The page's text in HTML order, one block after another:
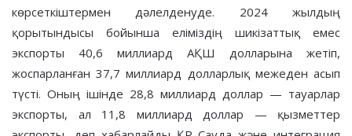
көрсеткіштермен дәлелденуде. 2024 жылдың
қорытындысы бойынша еліміздің шикізаттық емес
экспорты 40,6 миллиард АҚШ долларына жетіп,
жоспарланған 37,7 миллиард долларлық межеден асып
түсті. Оның ішінде 28,8 миллиард доллар — тауарлар
экспорты, ал 11,8 миллиард доллар — қызметтер